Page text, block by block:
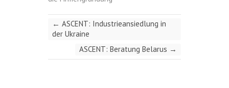
← ASCENT: Industrieansiedlung in
der Ukraine
ASCENT: Beratung Belarus →